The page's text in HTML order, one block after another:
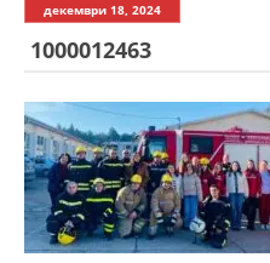
ИСТОРИЈАТ
декември 18, 2024
1000012463